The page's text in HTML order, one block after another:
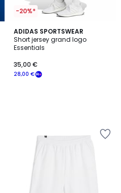
-20%*
ADIDAS SPORTSWEAR
Short jersey grand logo
Essentials
28,00 €
35,00 €